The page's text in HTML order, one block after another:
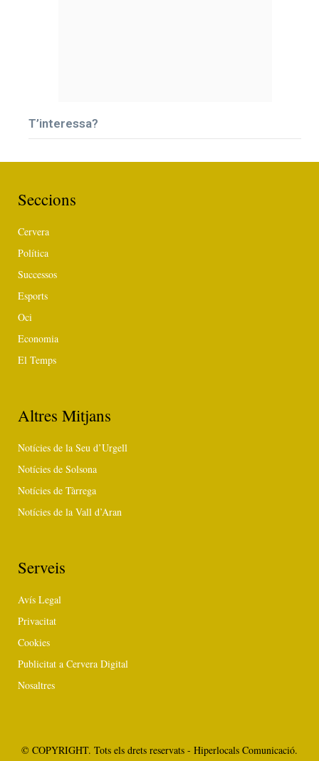
T’interessa?
Seccions
Cervera
Política
Successos
Esports
Oci
Economia
El Temps
Altres Mitjans
Notícies de la Seu d’Urgell
Notícies de Solsona
Notícies de Tàrrega
Notícies de la Vall d’Aran
Serveis
Avís Legal
Privacitat
Cookies
Publicitat a Cervera Digital
Nosaltres
© COPYRIGHT. Tots els drets reservats - Hiperlocals Comunicació.